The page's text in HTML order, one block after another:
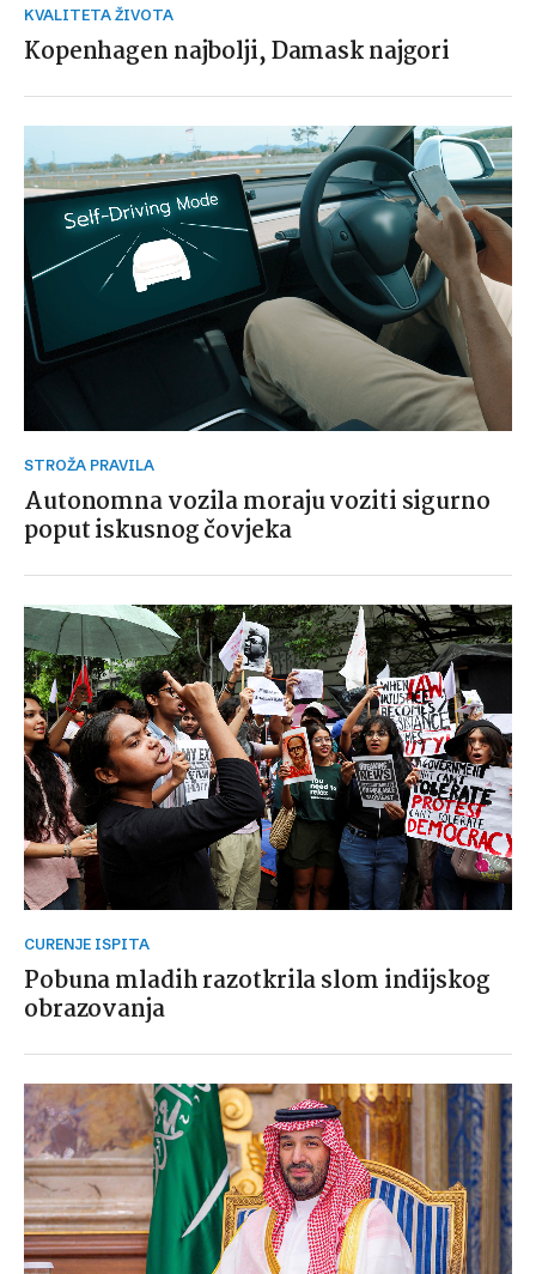
KVALITETA ŽIVOTA
Kopenhagen najbolji, Damask najgori
STROŽA PRAVILA
Autonomna vozila moraju voziti sigurno
poput iskusnog čovjeka
CURENJE ISPITA
Pobuna mladih razotkrila slom indijskog
obrazovanja